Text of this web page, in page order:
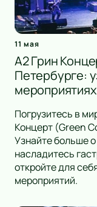
11 мая
А2 Грин
Петербурге:
Погрузитесь в
Концерт (Green
Узнайте больше
насладитесь
откройте для
мероприятий.